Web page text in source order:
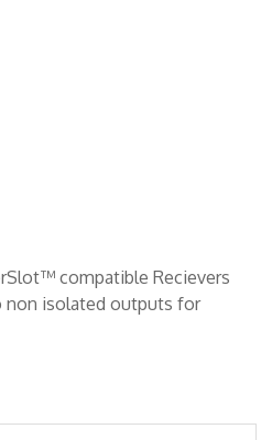
compatible Recievers
non isolated outputs for